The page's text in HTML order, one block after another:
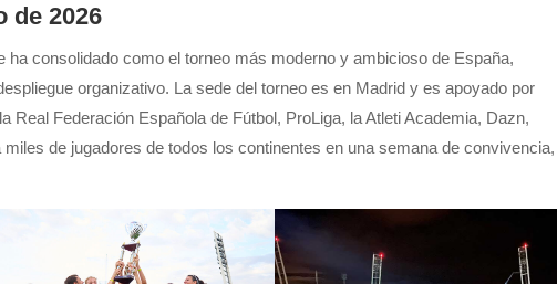
de 2026
ha consolidado como el torneo más moderno y ambicioso de España,
organizativo. La sede del torneo es en Madrid y es apoyado por
Real Federación Española de Fútbol, ProLiga, la Atleti Academia, Dazn,
de jugadores de todos los continentes en una semana de convivencia,